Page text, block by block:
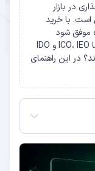
در بازار
است. با خرید
موفق شود
می‌توانید سودهای چشمگیری کسب کنید. اما ICO، IEO و IDO
در این راهنمای